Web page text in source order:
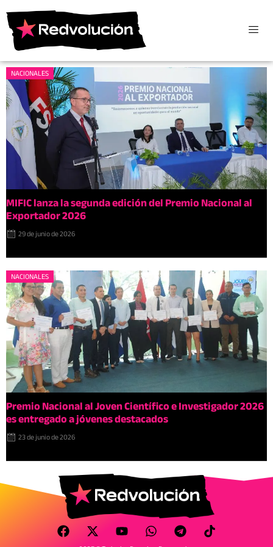
NACIONALES
MIFIC lanza la segunda edición del Premio Nacional al
Exportador 2026
29 de junio de 2026
NACIONALES
Premio Nacional al Joven Científico e Investigador 2026
es entregado a jóvenes destacados
23 de junio de 2026